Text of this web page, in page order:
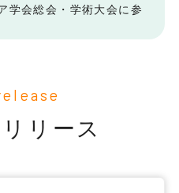
学会総会・学術大会に参
リース